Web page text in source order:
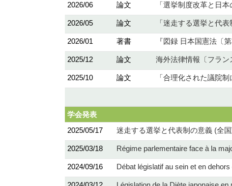
2026/06
論文 「選挙制度改革と日
2026/05 論文 「迷走する選挙と代
2026/01 著書 『図録 日本国憲法〔
2025/12 論文 海外法律情報〔フラ
2025/10 論文 「合理化された議院
学会発表
2025/05/17
迷走する選挙と代表制の意義 (全
2025/03/18 Régime parlementaire face à la
2024/09/16 Débat législatif au sein et en